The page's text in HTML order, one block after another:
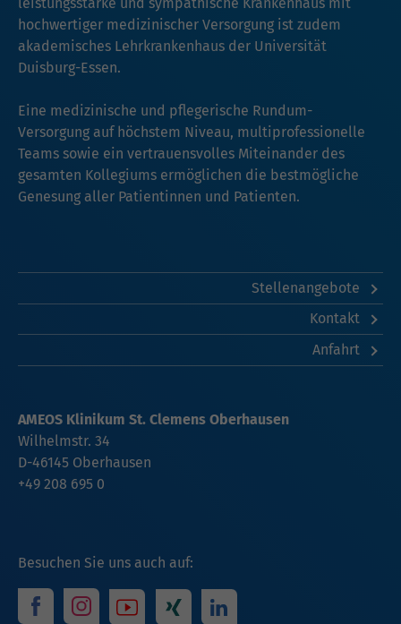
hochwertiger medizinischer Versorgung ist zudem
akademisches Lehrkrankenhaus der Universität
Duisburg-Essen.
Eine medizinische und pflegerische Rundum-
Versorgung auf höchstem Niveau, multiprofessionelle
Teams sowie ein vertrauensvolles Miteinander des
gesamten Kollegiums ermöglichen die bestmögliche
Genesung aller Patientinnen und Patienten.
Stellenangebote
Kontakt
Anfahrt
Besuchen Sie uns auch auf:
AMEOS Klinikum St. Clemens Oberhausen
Wilhelmstr. 34
D-46145 Oberhausen
+49 208 695 0